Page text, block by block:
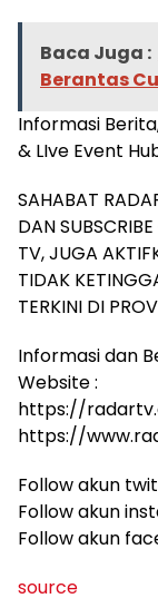
Baca Juga :
Berantas
Informasi
& LIve Event
SAHABAT
DAN
TV, JUGA
TIDAK
TERKINI DI
Informasi dan
Website :
https://
https://
Follow akun
Follow akun
Follow akun
source